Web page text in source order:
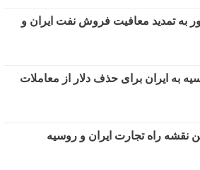
به تمدید معافیت فروش نفت ایران و
به ایران برای حذف دلار از معاملات
نقشه راه تجارت ایران و روسیه